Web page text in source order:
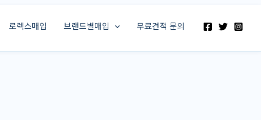
로렉스매입 브랜드별매입 무료견적 문의